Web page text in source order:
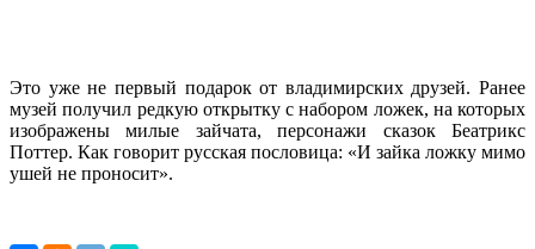
Это уже не первый подарок от владимирских друзей. Ранее
музей получил редкую открытку с набором ложек, на которых
изображены милые зайчата, персонажи сказок Беатрикс
Поттер. Как говорит русская пословица: «И зайка ложку мимо
ушей не проносит».